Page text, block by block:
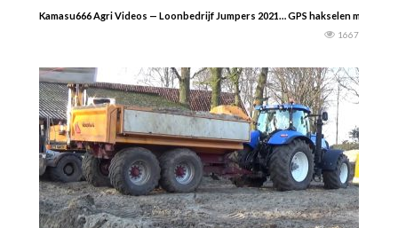
Kamasu666 Agri Videos — Loonbedrijf Jumpers 2021… GPS hakselen met een
1667